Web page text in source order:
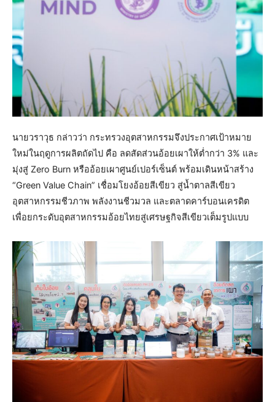
นายวราวุธ กล่าวว่า กระทรวงอุตสาหกรรมจึงประกาศเป้าหมาย
ใหม่ในฤดูการผลิตถัดไป คือ ลดสัดส่วนอ้อยเผาให้ต่ำกว่า 3% และ
มุ่งสู่ Zero Burn หรืออ้อยเผาศูนย์เปอร์เซ็นต์ พร้อมเดินหน้าสร้าง
“Green Value Chain” เชื่อมโยงอ้อยสีเขียว สู่น้ำตาลสีเขียว
อุตสาหกรรมชีวภาพ พลังงานชีวมวล และตลาดคาร์บอนเครดิต
เพื่อยกระดับอุตสาหกรรมอ้อยไทยสู่เศรษฐกิจสีเขียวเต็มรูปแบบ